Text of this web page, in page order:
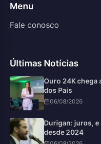
Menu
Fale conosco
Últimas Notícias
Ouro 24K chega
dos Pais
06/08/2026
Durigan: juros,
desde 2024